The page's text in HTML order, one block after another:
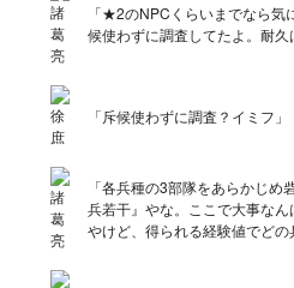
「★2のNPCくらいまでなら
候使わずに調査してたよ。耐久
「斥候使わずに調査？イミフ」
「各兵種の3部隊をあらかじ
兵若干』やな。ここで大事な
やけど、得られる経験値でど